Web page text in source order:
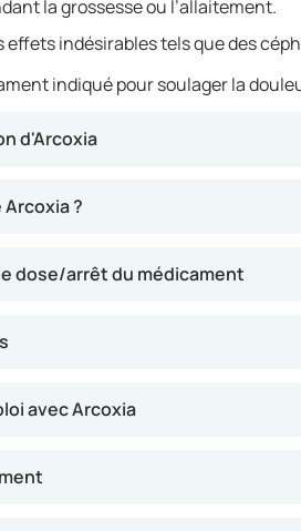
la grossesse ou l’allaitement.
effets indésirables tels que des
indiqué pour soulager la
d'Arcoxia
?
dose/arrêt du médicament
avec Arcoxia